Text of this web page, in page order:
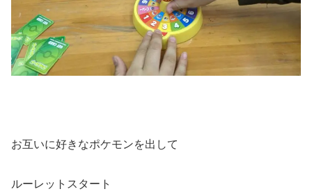
お互いに好きなポケモンを出して
ルーレットスタート